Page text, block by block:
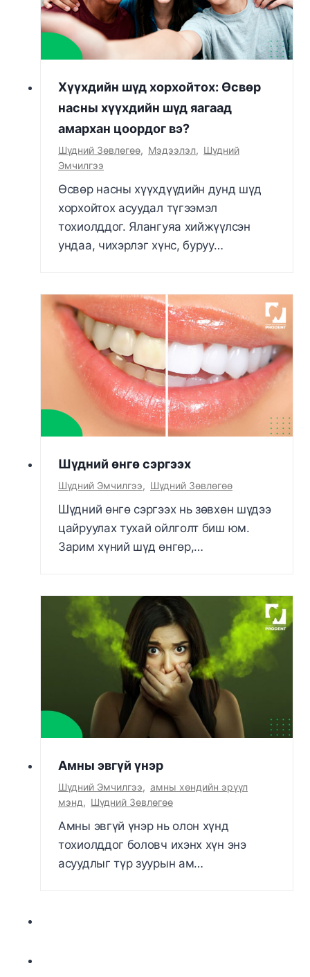
Хүүхдийн шүд хорхойтох: Өсвөр
насны хүүхдийн шүд яагаад
амархан цоордог вэ?
Шүдний Зөвлөгөө, Мэдээлэл, Шүдний
Эмчилгээ
Өсвөр насны хүүхдүүдийн дунд шүд
хорхойтох асуудал түгээмэл
тохиолддог. Ялангуяа хийжүүлсэн
ундаа, чихэрлэг хүнс, буруу…
Шүдний өнгө сэргээх
Шүдний Эмчилгээ, Шүдний Зөвлөгөө
Шүдний өнгө сэргээх нь зөвхөн шүдээ
цайруулах тухай ойлголт биш юм.
Зарим хүний шүд өнгөр,…
Амны эвгүй үнэр
Шүдний Эмчилгээ, амны хөндийн эрүүл
мэнд, Шүдний Зөвлөгөө
Амны эвгүй үнэр нь олон хүнд
тохиолддог боловч ихэнх хүн энэ
асуудлыг түр зуурын ам…